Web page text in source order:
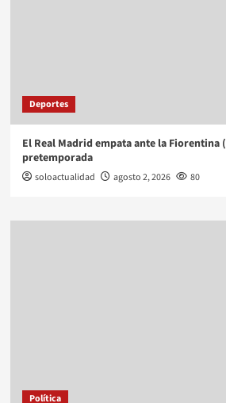
Deportes
El Real Madrid empata ante la Fiorentina
pretemporada
soloactualidad agosto 2, 2026 80
Política